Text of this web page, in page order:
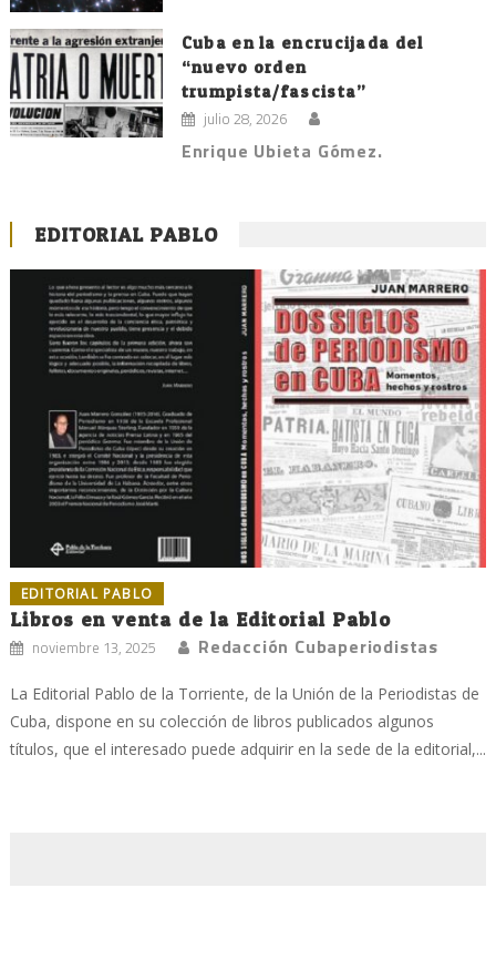
Cuba en la encrucijada del
“nuevo orden
trumpista/fascista”
julio 28, 2026
Enrique Ubieta Gómez.
EDITORIAL PABLO
EDITORIAL PABLO
Libros en venta de la Editorial Pablo
noviembre 13, 2025 Redacción Cubaperiodistas
La Editorial Pablo de la Torriente, de la Unión de la Periodistas de
Cuba, dispone en su colección de libros publicados algunos
títulos, que el interesado puede adquirir en la sede de la editorial,...